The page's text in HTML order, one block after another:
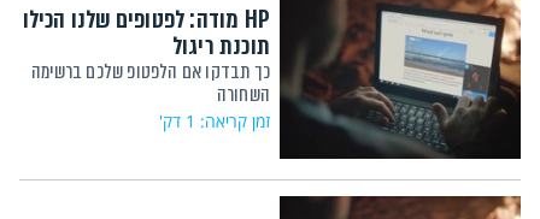
HP מודה: לפטופים שלנו הכילו
תוכנת ריגול
כך תבדקו אם הלפטופ שלכם ברשימה
השחורה
זמן קריאה: 1 דק'